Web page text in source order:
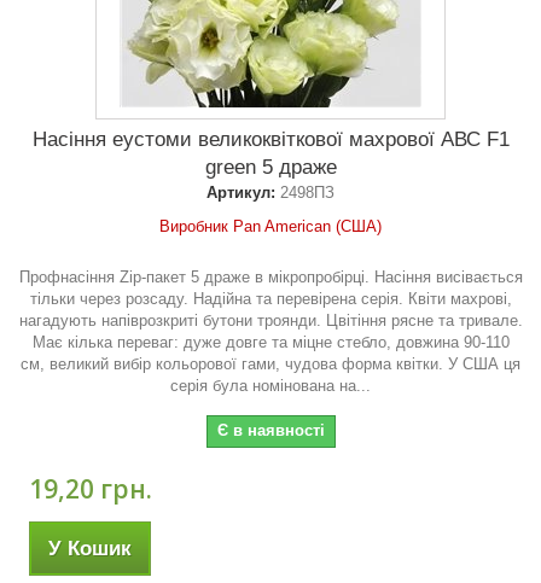
Насіння еустоми великоквіткової махрової АВС F1
green 5 драже
Артикул: 2498ПЗ
Виробник Pan American (США)
Профнасіння Zip-пакет 5 драже в мікропробірці. Насіння висівається
тільки через розсаду. Надійна та перевірена серія. Квіти махрові,
нагадують напіврозкриті бутони троянди. Цвітіння рясне та тривале.
Має кілька переваг: дуже довге та міцне стебло, довжина 90-110
см, великий вибір кольорової гами, чудова форма квітки. У США ця
серія була номінована на...
Є в наявності
19,20 грн.
У Кошик